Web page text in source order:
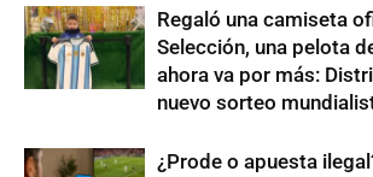
Regaló una camiseta
Selección, una pelota
ahora va por más:
nuevo sorteo
¿Prode o apuesta